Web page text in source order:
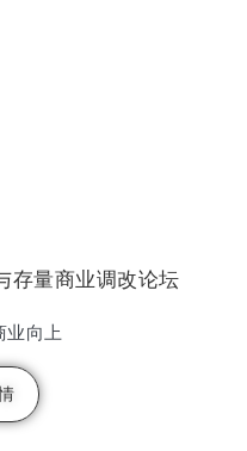
存量商业调改论坛
业向上